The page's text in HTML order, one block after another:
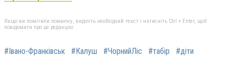
Якщо ви помітили помилку, виділіть необхідний текст і натисніть Ctrl + Enter, щоб
повідомити про це редакцію
#Івано-Франківськ #Калуш #ЧорнийЛіс #табір #діти